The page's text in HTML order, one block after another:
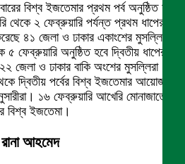
বিশ্ব ইজতেমার প্রথম পর্ব অনুষ্ঠিত হবে
থেকে ২ ফেব্রুয়ারি পর্যন্ত প্রথম ধাপের
৪১ জেলা ও ঢাকার একাংশের মুসল্লিরা।
ফেব্রুয়ারি অনুষ্ঠিত হবে দ্বিতীয় ধাপের
জেলা ও ঢাকার বাকি অংশের মুসল্লিরা। ৮
দ্বিতীয় পর্বের বিশ্ব ইজতেমার আয়োজন
১৬ ফেব্রুয়ারি আখেরি মোনাজাতের
বিশ্ব ইজতেমা।
আহমেদ